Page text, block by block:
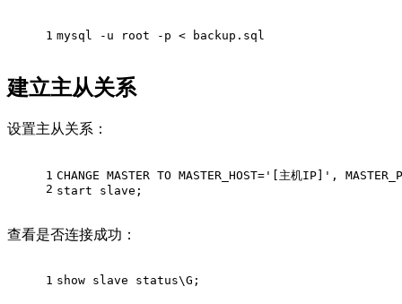
1 mysql -u root -p < backup.sql
建立主从关系
设置主从关系：
1
2
CHANGE MASTER TO MASTER_HOST='[主机IP]',
start slave;
查看是否连接成功：
1 show slave status\G;